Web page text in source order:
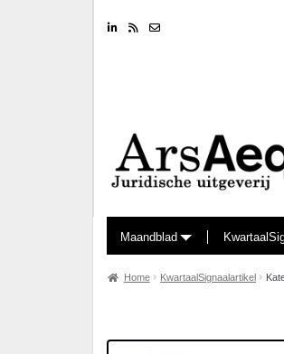
LinkedinRSS feed
Maandblad
Home KwartaalSignaalartikel